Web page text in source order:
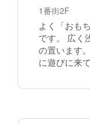
1番街2F
よく「おも
です。 広く
の置います
に遊びに来